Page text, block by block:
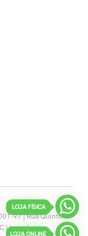
97 | Rua Quintino
|Inovalize
LOJA FÍSICA
LOJA ONLINE